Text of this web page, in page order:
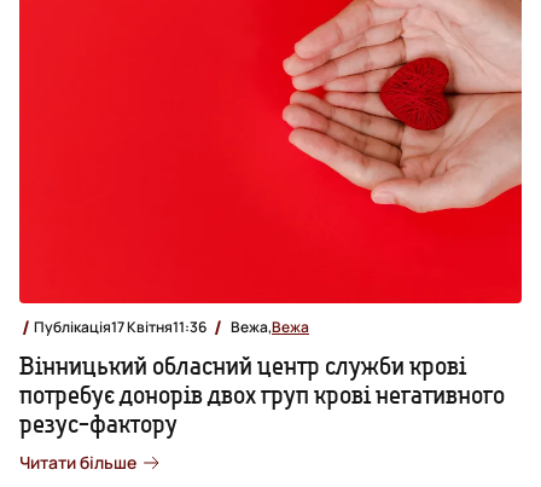
Публікація17 Квітня11:36 Вежа,Вежа
Вінницький обласний центр служби крові
потребує донорів двох груп крові негативного
резус-фактору
Читати більше